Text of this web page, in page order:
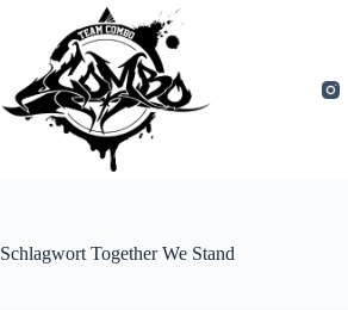
springen
Schlagwort Together We Stand